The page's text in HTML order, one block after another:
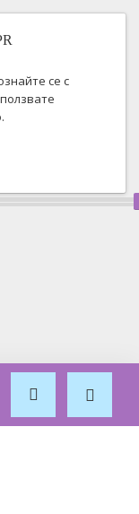
се с